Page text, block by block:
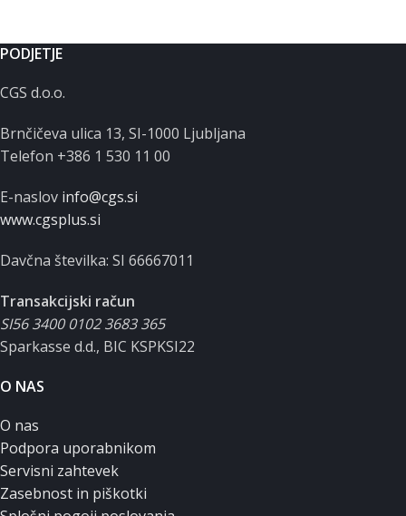
PODJETJE
CGS d.o.o.
Brnčičeva ulica 13, SI-1000 Ljubljana
Telefon +386 1 530 11 00
E-naslov info@cgs.si
www.cgsplus.si
Davčna številka: SI 66667011
Transakcijski račun
SI56 3400 0102 3683 365
Sparkasse d.d., BIC KSPKSI22
O NAS
O nas
Podpora uporabnikom
Servisni zahtevek
Zasebnost in piškotki